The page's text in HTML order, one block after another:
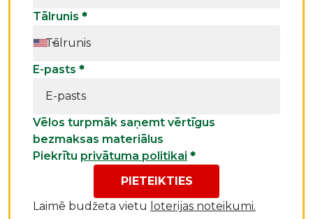
Tālrunis *
E-pasts *
Vēlos turpmāk saņemt vērtīgus
bezmaksas materiālus
Piekrītu privātuma politikai *
PIETEIKTIES
Laimē budžeta vietu loterijas noteikumi.